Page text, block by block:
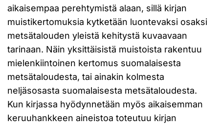
aikaisempaa perehtymistä alaan, sillä kirjan
muistikertomuksia kytketään luontevaksi osaksi
metsätalouden yleistä kehitystä kuvaavaan
tarinaan. Näin yksittäisistä muistoista rakentuu
mielenkiintoinen kertomus suomalaisesta
metsätaloudesta, tai ainakin kolmesta
neljäsosasta suomalaisesta metsätaloudesta.
Kun kirjassa hyödynnetään myös aikaisemman
keruuhankkeen aineistoa toteutuu kirjan